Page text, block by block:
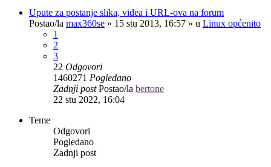
Upute za postanje slika, videa i URL-ova na forum
Postao/la max360se » 15 stu 2013, 16:57 » u Linux općenito
1
2
3
22 Odgovori
1460271 Pogledano
Zadnji postPostao/la bertone
22 stu 2022, 16:04
Teme
Odgovori
Pogledano
Zadnji post